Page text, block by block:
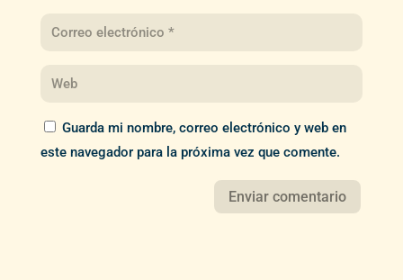
Guarda mi nombre, correo electrónico y web en
este navegador para la próxima vez que comente.